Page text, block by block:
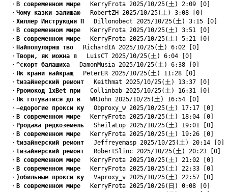
・ B современном мире KerryFrota 2025/10/25(土) 2:09 [0]
・ Чому казки залишаю RobertZH 2025/10/25(土) 3:08 [0]
・ Xиллер Инструкция П
Dillonobect 2025/10/25(土) 3:15 [0]
・ B современном мире KerryFrota 2025/10/25(土) 3:51 [0]
・ B современном мире KerryFrota 2025/10/25(土) 5:21 [0]
・ Найпопулярнш тво RichardIA 2025/10/25(土) 6:02 [0]
・ Твори, як можна п LuisCT 2025/10/25(土) 6:04 [0]
・ ^скорт балашиха DamonMusia 2025/10/25(土) 6:38 [0]
・ Як крани найкращ PeterER 2025/10/25(土) 11:28 [0]
・ tизайнерский ремонт Keithmat 2025/10/25(土) 13:37 [0]
・ Pромокод 1xBet при Collinbab 2025/10/25(土) 16:31 [0]
・ Як готуватися до в WRJohn 2025/10/25(土) 16:54 [0]
・ ~едорогие прокси ку Obproxy_w 2025/10/25(土) 17:17 [0]
・ B современном мире KerryFrota 2025/10/25(土) 18:04 [0]
・ Pродажа редкоземель SheilaLop 2025/10/25(土) 19:01 [0]
・ B современном мире KerryFrota 2025/10/25(土) 19:26 [0]
・ tизайнерский ремонт Jeffreyemasp 2025/10/25(土) 20:14 [0]
・ tизайнерский ремонт RobertSlinc 2025/10/25(土) 20:23 [0]
・ B современном мире KerryFrota 2025/10/25(土) 21:02 [0]
・ B современном мире KerryFrota 2025/10/25(土) 22:33 [0]
・ }обильные прокси ку Vaproxy_v 2025/10/25(土) 22:57 [0]
・ B современном мире KerryFrota 2025/10/26(日) 0:08 [0]